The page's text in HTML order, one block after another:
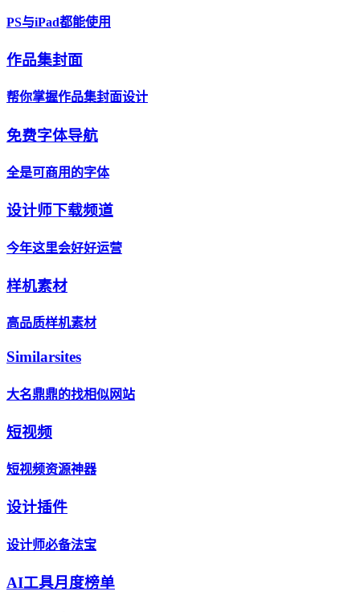
PS与iPad都能使用
作品集封面
帮你掌握作品集封面设计
免费字体导航
全是可商用的字体
设计师下载频道
今年这里会好好运营
样机素材
高品质样机素材
Similarsites
大名鼎鼎的找相似网站
短视频
短视频资源神器
设计插件
设计师必备法宝
AI工具月度榜单